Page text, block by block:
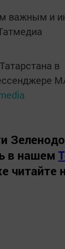
важным и
в
в нашем
читайте